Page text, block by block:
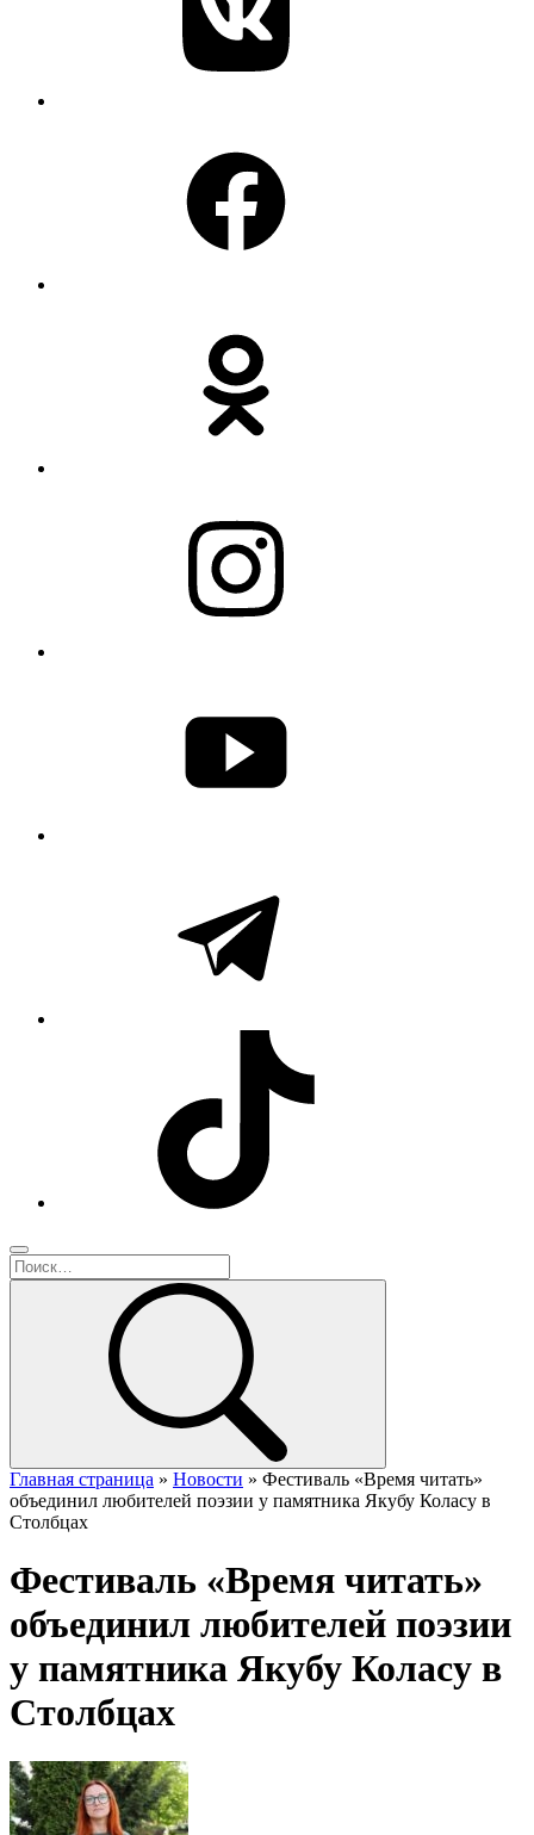
Главная страница » Новости » Фестиваль «Время читать»
объединил любителей поэзии у памятника Якубу Коласу в
Столбцах
Фестиваль «Время читать»
объединил любителей поэзии
у памятника Якубу Коласу в
Столбцах